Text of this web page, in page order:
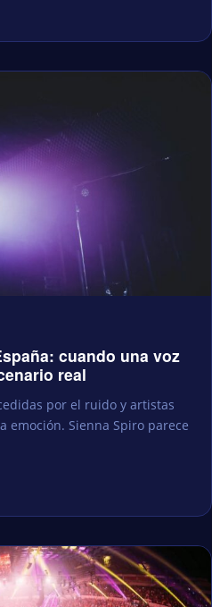
cuando una voz
real
por el ruido y artistas
emoción. Sienna Spiro parece